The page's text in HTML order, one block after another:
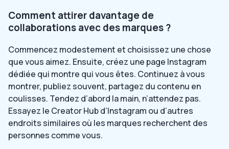
Comment attirer davantage de
collaborations avec des marques ?
Commencez modestement et choisissez une chose
que vous aimez. Ensuite, créez une page Instagram
dédiée qui montre qui vous êtes. Continuez à vous
montrer, publiez souvent, partagez du contenu en
coulisses. Tendez d’abord la main, n’attendez pas.
Essayez le Creator Hub d’Instagram ou d’autres
endroits similaires où les marques recherchent des
personnes comme vous.